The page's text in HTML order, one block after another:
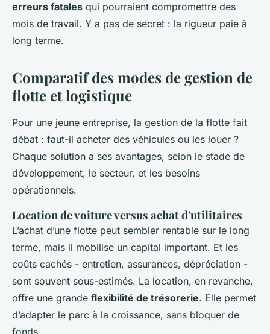
erreurs fatales qui pourraient compromettre des
mois de travail. Y a pas de secret : la rigueur paie à
long terme.
Comparatif des modes de gestion de
flotte et logistique
Pour une jeune entreprise, la gestion de la flotte fait
débat : faut-il acheter des véhicules ou les louer ?
Chaque solution a ses avantages, selon le stade de
développement, le secteur, et les besoins
opérationnels.
Location de voiture versus achat d'utilitaires
L’achat d’une flotte peut sembler rentable sur le long
terme, mais il mobilise un capital important. Et les
coûts cachés - entretien, assurances, dépréciation -
sont souvent sous-estimés. La location, en revanche,
offre une grande flexibilité de trésorerie. Elle permet
d’adapter le parc à la croissance, sans bloquer de